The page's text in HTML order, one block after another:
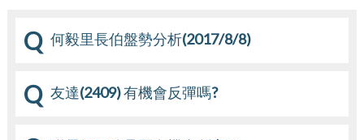
Q 何毅里長伯盤勢分析(2017/8/8)
Q 友達(2409) 有機會反彈嗎?